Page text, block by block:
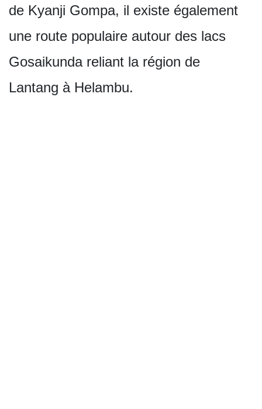
de Kyanji Gompa, il existe également
une route populaire autour des lacs
Gosaikunda reliant la région de
Lantang à Helambu.